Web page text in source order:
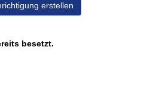
erstellen
besetzt.